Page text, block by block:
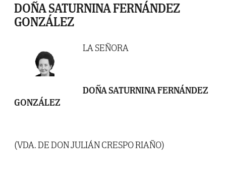
DOÑA SATURNINA FERNÁNDEZ
GONZÁLEZ
LA SEÑORA
DOÑA SATURNINA FERNÁNDEZ
GONZÁLEZ
(VDA. DE DON JULIÁN CRESPO RIAÑO)